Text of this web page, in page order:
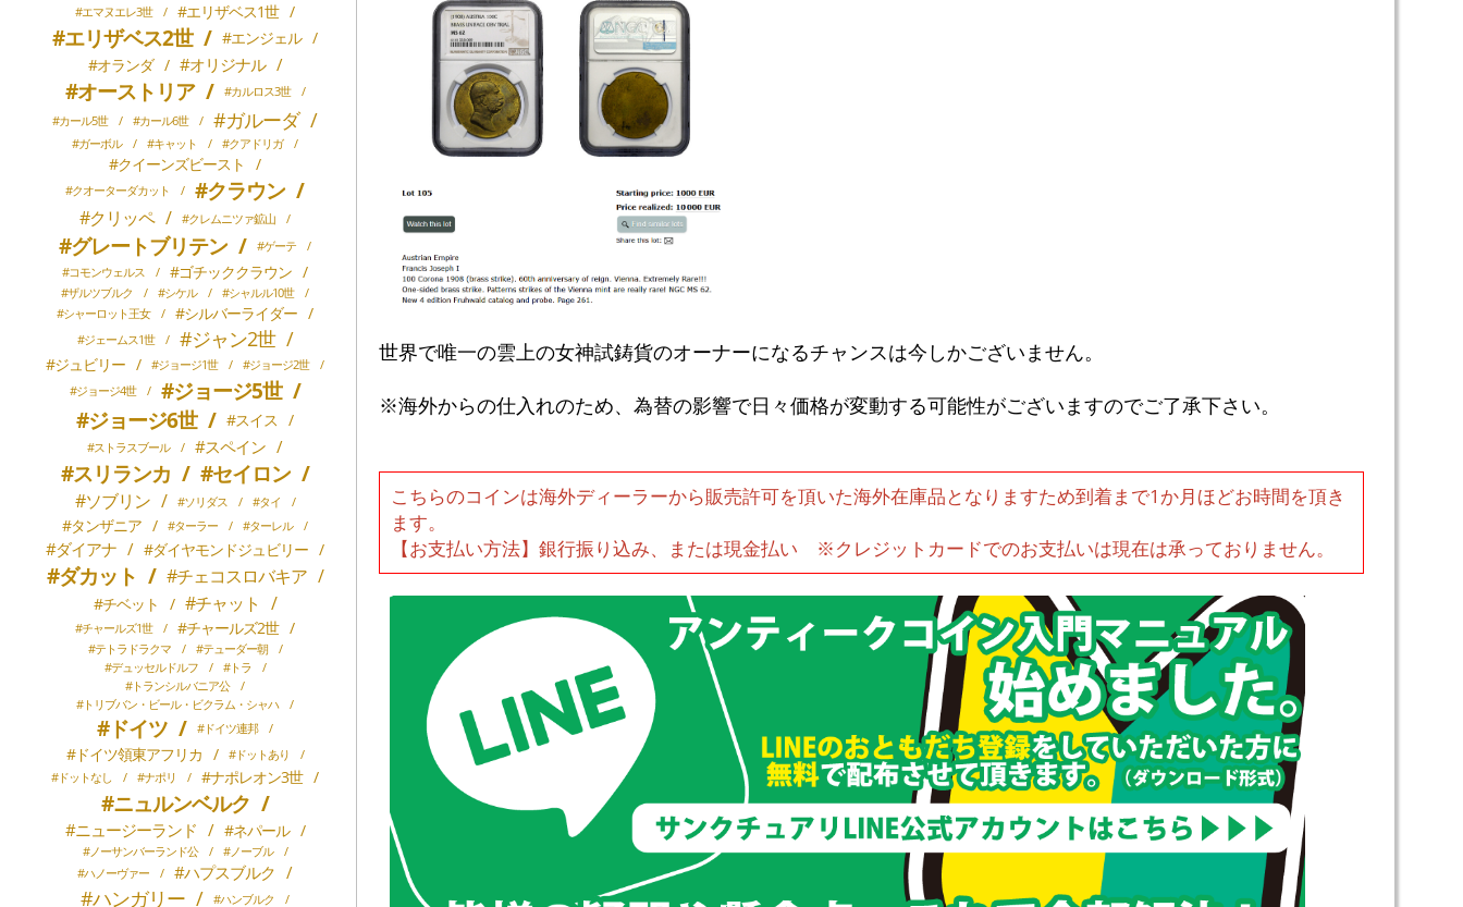
#エマヌエレ3世
/ #エリザベス1世 /
#エリザベス2世 / #エンジェル /
#オランダ / #オリジナル /
#オーストリア / #カルロス3世
/
#カール5世
/ #カール6世 / #ガルーダ /
#ガーボル / #キャット / #クアドリガ /
#クイーンズビースト /
#クオーターダカット / #クラウン /
#クリッペ / #クレムニツァ鉱山 /
#グレートブリテン / #ゲーテ
/
#コモンウェルス
/ #ゴチッククラウン /
#ザルツブルク / #シケル / #シャルル10世
/
#シャーロット王女
/ #シルバーライダー /
#ジェームス1世 / #ジャン2世 /
#ジュビリー / #ジョージ1世 / #ジョージ2世
/
#ジョージ4世
/ #ジョージ5世 /
#ジョージ6世 / #スイス /
#ストラスブール / #スペイン /
#スリランカ / #セイロン /
#ソブリン / #ソリダス / #タイ /
#タンザニア / #ターラー / #ターレル /
#ダイアナ / #ダイヤモンドジュビリー /
#ダカット / #チェコスロバキア /
#チベット / #チャット /
#チャールズ1世 / #チャールズ2世 /
#テトラドラクマ / #テューダー朝
/
#デュッセルドルフ
/ #トラ
/
#トランシルバニア公
/
#トリブバン・ビール・ビクラム・シャハ
/
#ドイツ / #ドイツ連邦 /
#ドイツ領東アフリカ / #ドットあり
/
#ドットなし
/ #ナポリ / #ナポレオン3世 /
#ニュルンベルク /
#ニュージーランド / #ネパール /
#ノーサンバーランド公 / #ノーブル
/
#ハノーヴァー
/ #ハプスブルク /
#ハンガリー / #ハンブルク /
世界で唯一の雲上の女神試鋳貨のオーナーになるチャンスは今しかございません。
※海外からの仕入れのため、為替の影響で日々価格が変動する可能性がございますのでご了承下さい。
こちらのコインは海外ディーラーから販売許可を頂いた海外在庫品となりますため到着まで1か月ほどお時間を頂き
ます。
【お支払い方法】銀行振り込み、または現金払い ※クレジットカードでのお支払いは現在は承っておりません。